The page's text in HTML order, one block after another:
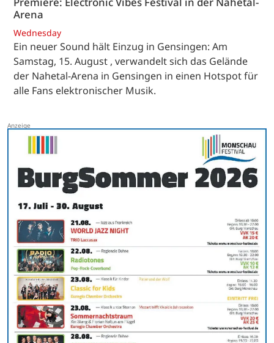
Arena
Wednesday
Ein neuer Sound hält Einzug in Gensingen: Am
Samstag, 15. August , verwandelt sich das Gelände
der Nahetal-Arena in Gensingen in einen Hotspot für
alle Fans elektronischer Musik.